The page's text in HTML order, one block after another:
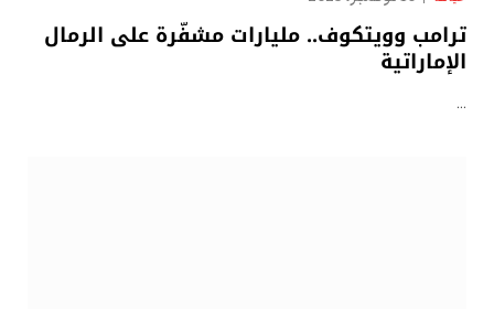
ترامب وويتكوف.. مليارات مشفّرة على الرمال
الإماراتية
…